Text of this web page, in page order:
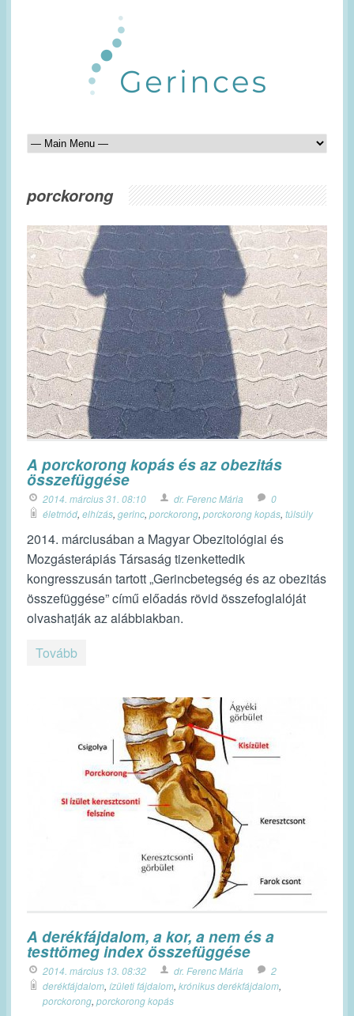
porckorong
A porckorong kopás és az obezitás
összefüggése
2014. március 31. 08:10 dr. Ferenc Mária
0
életmód, elhízás, gerinc, porckorong, porckorong kopás, túlsúly
2014. márciusában a Magyar Obezitológiai és
Mozgásterápiás Társaság tizenkettedik
kongresszusán tartott „Gerincbetegség és az obezitás
összefüggése” című előadás rövid összefoglalóját
olvashatják az alábbiakban.
Tovább
A derékfájdalom, a kor, a nem és a
testtömeg index összefüggése
2014. március 13. 08:32 dr. Ferenc Mária
2
derékfájdalom, ízületi fájdalom, krónikus derékfájdalom,
porckorong, porckorong kopás